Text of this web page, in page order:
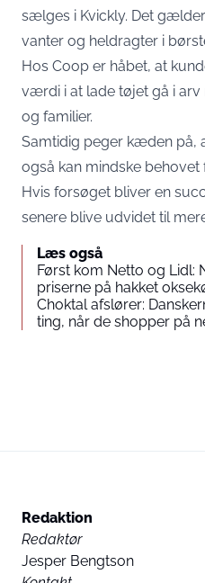
sælges i Kvickly. Det
vanter og heldragter i
Hos Coop er håbet, at
værdi i at lade tøjet gå i
og familier.
Samtidig peger kæden på,
også kan mindske
Hvis forsøget bliver en
senere blive udvidet til
Læs også
Først kom Netto og
priserne på hakket
Choktal afslører:
ting, når de shopper på
Redaktion
Redaktør
Jesper Bengtson